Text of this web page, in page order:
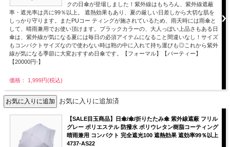
クの日傘が登場しました！紫外線はもちろん、紫外線遮蔽
率・遮光率は共に99％以上。 遮熱効果もあり、夏の厳しい日差しから大切な肌を
しっかり守ります。またPUコー ティングが施されているため、雨天時には雨傘と
して、晴雨兼用でお使い頂けます。ブラックカラーの、大人っぽい上品さもある日
傘は、紫外線が気になる夏には毎日の必須アイテムになること間違いなし！サイズ
もコンパクトサイズなので使わない時は鞄の中に入れて持ち運びも◎これから紫外
線が気になる季節に大変おすすめ日傘です。【フォーマル】【パーティー】
【20000円-】
価格： 1,999円(税込)
お気に入りに追加済
【SALE目玉商品】日傘/傘/折りたたみ傘 紫外線遮蔽 フリル
グレー ポリエステル 防撥水 ポリウレタン樹脂コーティング
晴雨兼用 コンパクト 完全遮光100 遮熱効果 遮効率99％以上
4737-AS22